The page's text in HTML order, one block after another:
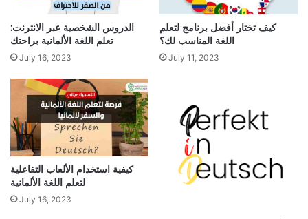
الدروس الشخصية عبر الانترنت:
تعلم اللغة الألمانية براحتك
July 16, 2023
كيف تختار أفضل برنامج لتعلم
اللغة المناسب لك؟
July 11, 2023
كيفية استخدام الألعاب التفاعلية
لتعلم اللغة الألمانية
July 16, 2023